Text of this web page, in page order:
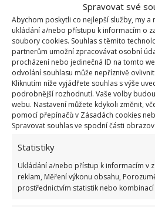
Spravovat své
Abychom poskytli co nejlepší služby, my
ukládání a/nebo přístupu k informacím o
soubory cookies. Souhlas s těmito
partnerům umožní zpracovávat osobní
procházení nebo jedinečná ID na tomto
odvolání souhlasu může nepříznivě
Kliknutím níže vyjádřete souhlas s výše
podrobnější rozhodnutí. Vaše volby
webu. Nastavení můžete kdykoli změnit,
pomocí přepínačů v Zásadách cookies
Spravovat souhlas ve spodní části
Statistiky
Ukládání a/nebo přístup k informacím v
reklam, Měření výkonu obsahu,
prostřednictvím statistik nebo
opláchněte čistou vodou a
krok spočívá v nasypání půl
suchého dřezu. Mouku poté
za pomoci měkkého hadříku či
stačí jen mouku spláchnout a
lesklý jako nikdy před tím.
Na co ještě lze
Kromě čistění dřezu můžete
oblečení, které jste si
mastnotou. Stačí na skvrnu
mouky, mastnota se do ní